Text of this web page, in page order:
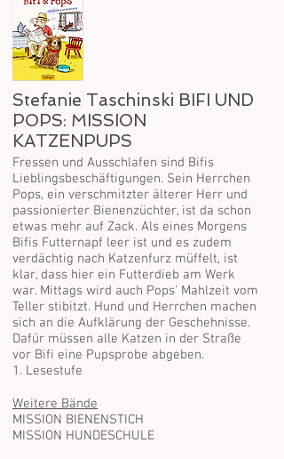
Stefanie Taschinski BIFI UND
POPS: MISSION
KATZENPUPS
Fressen und Ausschlafen sind Bifis
Lieblingsbeschäftigungen. Sein Herrchen
Pops, ein verschmitzter älterer Herr und
passionierter Bienenzüchter, ist da schon
etwas mehr auf Zack. Als eines Morgens
Bifis Futternapf leer ist und es zudem
verdächtig nach Katzenfurz müffelt, ist
klar, dass hier ein Futterdieb am Werk
war. Mittags wird auch Pops’ Mahlzeit vom
Teller stibitzt. Hund und Herrchen machen
sich an die Aufklärung der Geschehnisse.
Dafür müssen alle Katzen in der Straße
vor Bifi eine Pupsprobe abgeben.
1. Lesestufe
Weitere Bände
MISSION BIENENSTICH
MISSION HUNDESCHULE